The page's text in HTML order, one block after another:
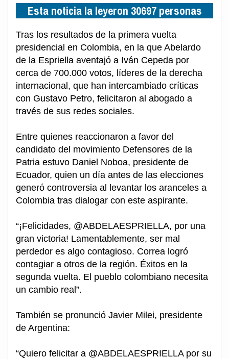
Esta noticia la leyeron 30697 personas
Tras los resultados de la primera vuelta
presidencial en Colombia, en la que Abelardo
de la Espriella aventajó a Iván Cepeda por
cerca de 700.000 votos, líderes de la derecha
internacional, que han intercambiado críticas
con Gustavo Petro, felicitaron al abogado a
través de sus redes sociales.
Entre quienes reaccionaron a favor del
candidato del movimiento Defensores de la
Patria estuvo Daniel Noboa, presidente de
Ecuador, quien un día antes de las elecciones
generó controversia al levantar los aranceles a
Colombia tras dialogar con este aspirante.
“¡Felicidades, @ABDELAESPRIELLA, por una
gran victoria! Lamentablemente, ser mal
perdedor es algo contagioso. Correa logró
contagiar a otros de la región. Éxitos en la
segunda vuelta. El pueblo colombiano necesita
un cambio real”.
También se pronunció Javier Milei, presidente
de Argentina:
“Quiero felicitar a @ABDELAESPRIELLA por su